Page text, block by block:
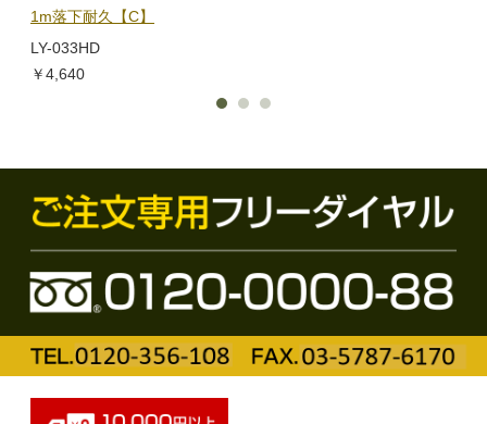
1m落下耐久【C】
LY-033HD
￥4,640